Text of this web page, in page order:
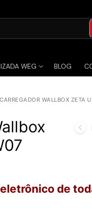
WEG BLOG
CARREGADOR WALLBOX ZETA
de